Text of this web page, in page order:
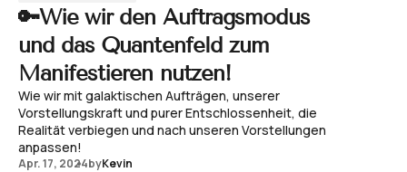
🔑Wie wir den Auftragsmodus
und das Quantenfeld zum
Manifestieren nutzen!
Wie wir mit galaktischen Aufträgen, unserer
Vorstellungskraft und purer Entschlossenheit, die
Realität verbiegen und nach unseren Vorstellungen
anpassen!
Apr. 17, 2024byKevin